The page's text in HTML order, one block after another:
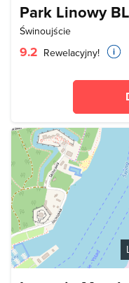
Park Linowy
Świnoujście
9.2 Rewelacyjny!